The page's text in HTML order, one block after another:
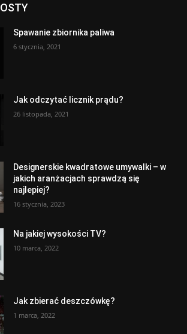
Spawanie zbiornika paliwa
6 stycznia, 2021
Jak odczytać licznik prądu?
26 listopada, 2021
Designerskie kwadratowe umywalki – w
jakich aranżacjach sprawdzą się
najlepiej?
16 stycznia, 2023
Na jakiej wysokości TV?
10 marca, 2022
Jak zbierać deszczówkę?
1 marca, 2022